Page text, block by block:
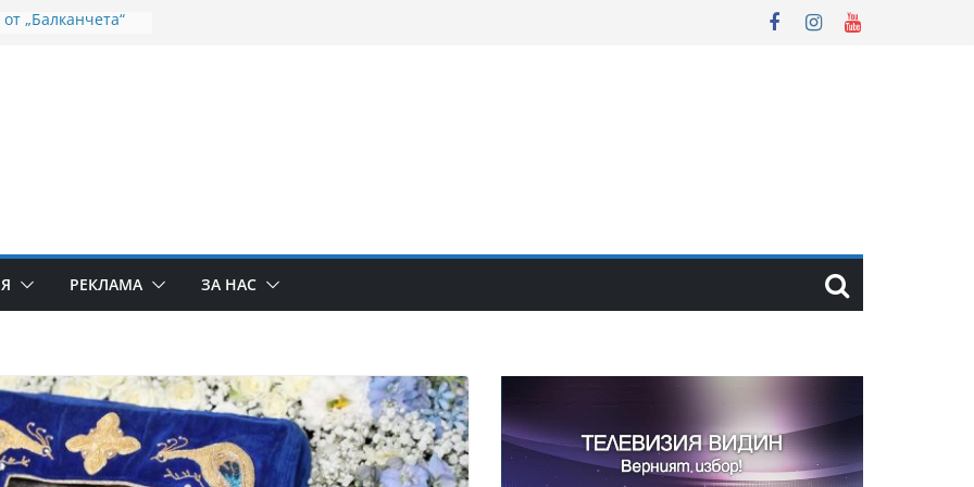
„Балканчета“
икона на
пристига
продължава
целевата помощ
на Дунав не
с
РЕКЛАМА ЗА НАС